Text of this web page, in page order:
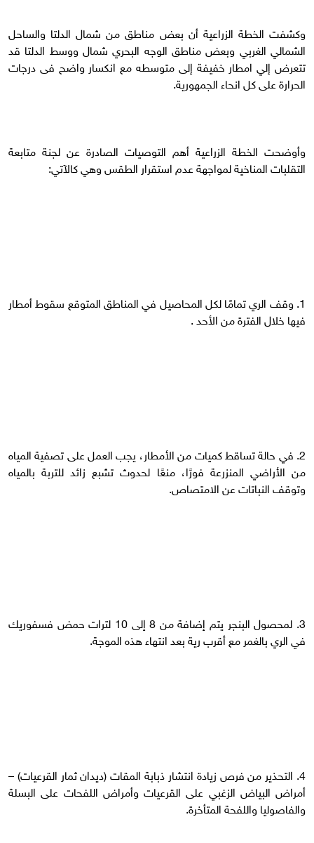
وكشفت الخطة الزراعية أن بعض مناطق من شمال الدلتا والساحل
الشمالي الغربي وبعض مناطق الوجه البحري شمال ووسط الدلتا قد
تتعرض إلي امطار خفيفة إلى متوسطه مع انكسار واضح فى درجات
الحرارة على كل انحاء الجمهورية.
وأوضحت الخطة الزراعية أهم التوصيات الصادرة عن لجنة متابعة
التقلبات المناخية لمواجهة عدم استقرار الطقس وهي كالآتي:
1. وقف الري تمامًا لكل المحاصيل في المناطق المتوقع سقوط أمطار
فيها خلال الفترة من الأحد . ‏
2. في حالة تساقط كميات من الأمطار، يجب العمل على تصفية المياه
من الأراضي المنزرعة فورًا، منعًا لحدوث تشبع زائد للتربة بالمياه
وتوقف النباتات عن الامتصاص. ‏‏
3. لمحصول البنجر يتم إضافة من 8 إلى 10 لترات حمض فسفوريك
في الري بالغمر مع أقرب رية بعد انتهاء هذه الموجة.
‏4. التحذير من فرص زيادة انتشار ذبابة المقات (ديدان ثمار القرعيات) –
أمراض البياض الزغبي على القرعيات وأمراض اللفحات على البسلة
والفاصوليا واللفحة المتأخرة.